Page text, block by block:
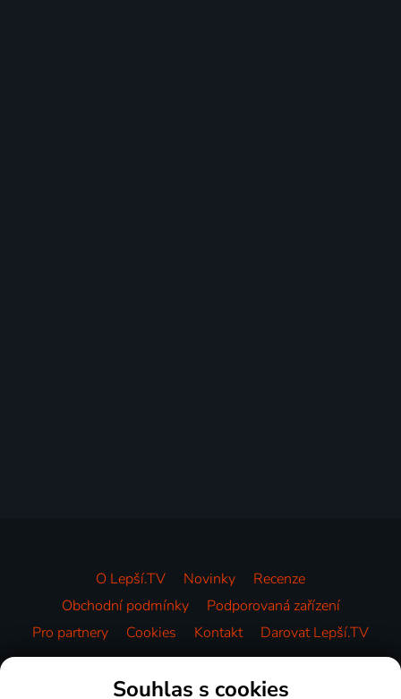
O Lepší.TV Novinky
Recenze
Obchodní podmínky
Podporovaná zařízení
Pro partnery
Cookies Kontakt Darovat Lepší.TV
Videotéka
Souhlas s cookies